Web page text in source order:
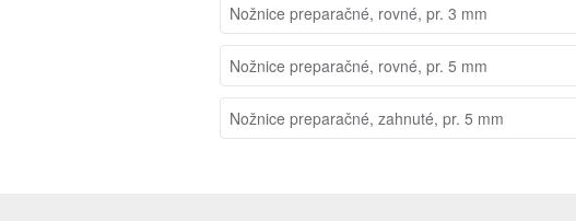
Nožnice preparačné, rovné, pr. 3 mm
Nožnice preparačné, rovné, pr. 5 mm
Nožnice preparačné, zahnuté, pr. 5 mm